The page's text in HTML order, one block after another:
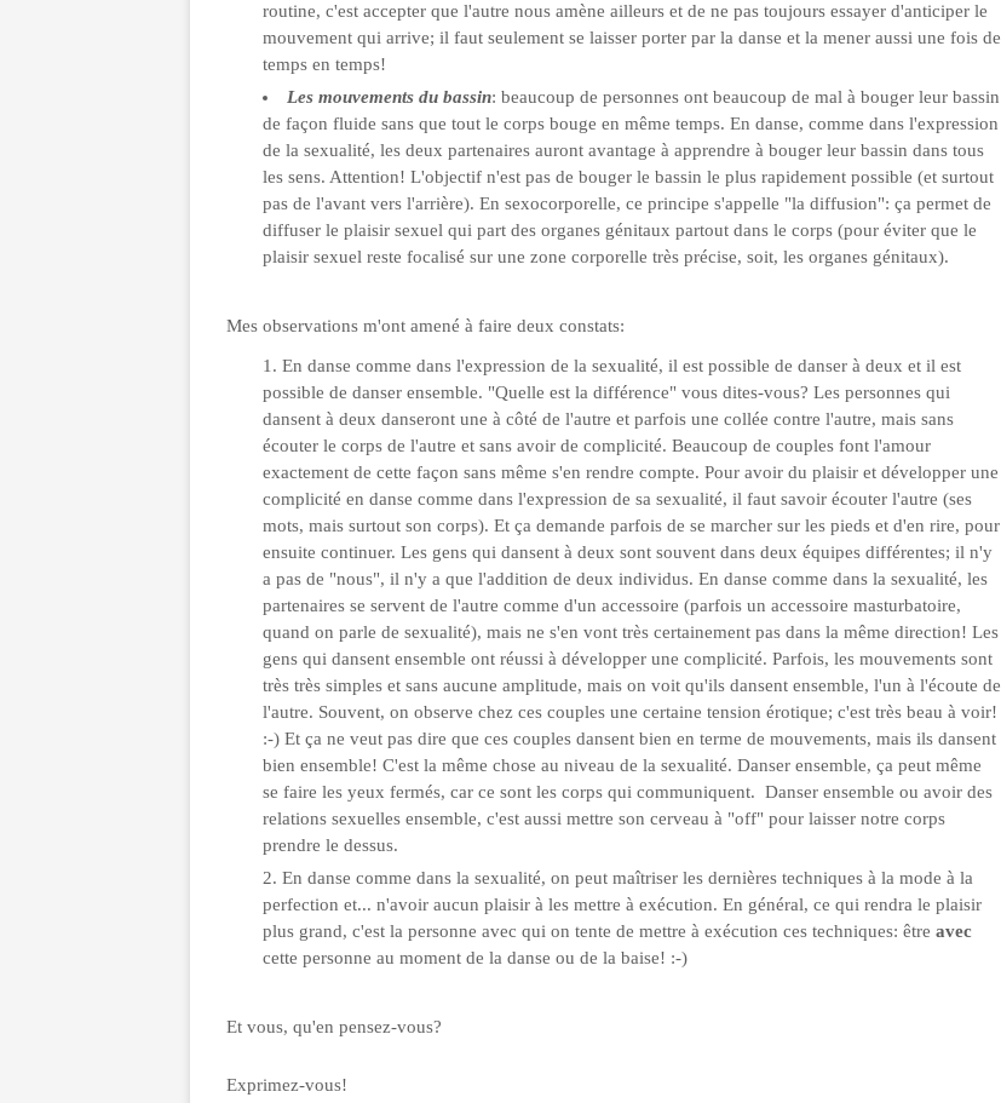
routine, c'est accepter que l'autre nous amène ailleurs et de ne pas toujours essayer d'anticiper le
mouvement qui arrive; il faut seulement se laisser porter par la danse et la mener aussi une fois de
temps en temps!
Les mouvements du bassin: beaucoup de personnes ont beaucoup de mal à bouger leur bassin
de façon fluide sans que tout le corps bouge en même temps. En danse, comme dans l'expression
de la sexualité, les deux partenaires auront avantage à apprendre à bouger leur bassin dans tous
les sens. Attention! L'objectif n'est pas de bouger le bassin le plus rapidement possible (et surtout
pas de l'avant vers l'arrière). En sexocorporelle, ce principe s'appelle "la diffusion": ça permet de
diffuser le plaisir sexuel qui part des organes génitaux partout dans le corps (pour éviter que le
plaisir sexuel reste focalisé sur une zone corporelle très précise, soit, les organes génitaux).
Mes observations m'ont amené à faire deux constats:
En danse comme dans l'expression de la sexualité, il est possible de danser à deux et il est
possible de danser ensemble. "Quelle est la différence" vous dites-vous? Les personnes qui
dansent à deux danseront une à côté de l'autre et parfois une collée contre l'autre, mais sans
écouter le corps de l'autre et sans avoir de complicité. Beaucoup de couples font l'amour
exactement de cette façon sans même s'en rendre compte. Pour avoir du plaisir et développer une
complicité en danse comme dans l'expression de sa sexualité, il faut savoir écouter l'autre (ses
mots, mais surtout son corps). Et ça demande parfois de se marcher sur les pieds et d'en rire, pour
ensuite continuer. Les gens qui dansent à deux sont souvent dans deux équipes différentes; il n'y
a pas de "nous", il n'y a que l'addition de deux individus. En danse comme dans la sexualité, les
partenaires se servent de l'autre comme d'un accessoire (parfois un accessoire masturbatoire,
quand on parle de sexualité), mais ne s'en vont très certainement pas dans la même direction! Les
gens qui dansent ensemble ont réussi à développer une complicité. Parfois, les mouvements sont
très très simples et sans aucune amplitude, mais on voit qu'ils dansent ensemble, l'un à l'écoute de
l'autre. Souvent, on observe chez ces couples une certaine tension érotique; c'est très beau à voir!
:-) Et ça ne veut pas dire que ces couples dansent bien en terme de mouvements, mais ils dansent
bien ensemble! C'est la même chose au niveau de la sexualité. Danser ensemble, ça peut même
se faire les yeux fermés, car ce sont les corps qui communiquent. Danser ensemble ou avoir des
relations sexuelles ensemble, c'est aussi mettre son cerveau à "off" pour laisser notre corps
prendre le dessus.
En danse comme dans la sexualité, on peut maîtriser les dernières techniques à la mode à la
perfection et... n'avoir aucun plaisir à les mettre à exécution. En général, ce qui rendra le plaisir
plus grand, c'est la personne avec qui on tente de mettre à exécution ces techniques: être avec
cette personne au moment de la danse ou de la baise! :-)
Et vous, qu'en pensez-vous?
Exprimez-vous!